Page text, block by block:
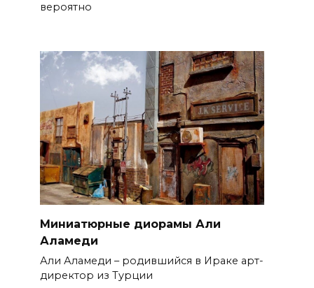
вероятно
Миниатюрные диорамы Али
Аламеди
Али Аламеди – родившийся в Ираке арт-
директор из Турции